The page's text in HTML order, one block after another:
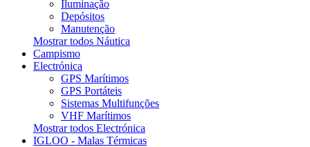
Iluminação
Depósitos
Manutenção
Mostrar todos Náutica
Campismo
Electrónica
GPS Marítimos
GPS Portáteis
Sistemas Multifunções
VHF Marítimos
Mostrar todos Electrónica
IGLOO - Malas Térmicas